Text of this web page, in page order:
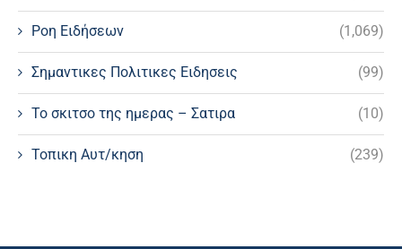
Ροη Ειδήσεων (1,069)
Σημαντικες Πολιτικες Ειδησεις (99)
Το σκιτσο της ημερας – Σατιρα (10)
Τοπικη Αυτ/κηση (239)